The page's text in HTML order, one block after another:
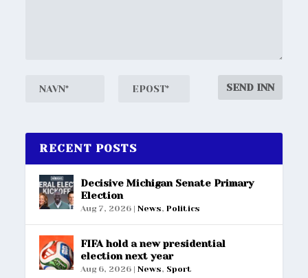
RECENT POSTS
Decisive Michigan Senate Primary
Election
Aug 7, 2026 |News,Politics
FIFA hold a new presidential
election next year
Aug 6, 2026 |News, Sport